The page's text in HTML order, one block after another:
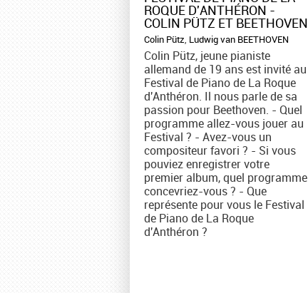
ROQUE D'ANTHÉRON -
COLIN PÜTZ ET BEETHOVEN
Colin Pütz, Ludwig van BEETHOVEN
Colin Pütz, jeune pianiste
allemand de 19 ans est invité au
Festival de Piano de La Roque
d'Anthéron. Il nous parle de sa
passion pour Beethoven. - Quel
programme allez-vous jouer au
Festival ? - Avez-vous un
compositeur favori ? - Si vous
pouviez enregistrer votre
premier album, quel programme
concevriez-vous ? - Que
représente pour vous le Festival
de Piano de La Roque
d'Anthéron ?